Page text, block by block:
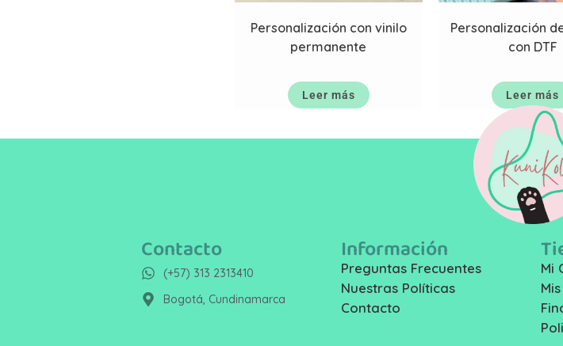
Personalización con vinilo
permanente
Leer más
Personalización
con DTF
Leer más
Contacto
(+57) 313 2313410
Bogotá, Cundinamarca
Información
Preguntas Frecuentes
Nuestras Políticas
Contacto
Mi